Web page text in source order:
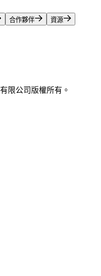
合作夥伴​​ 資源​​
限公司版權所有。​​